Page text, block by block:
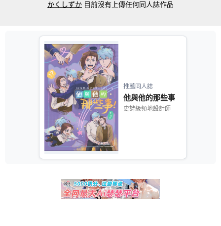
かくしずか 目前沒有上傳任何同人誌作品
推薦同人誌
他與他的那些事
史詩級領地設計師